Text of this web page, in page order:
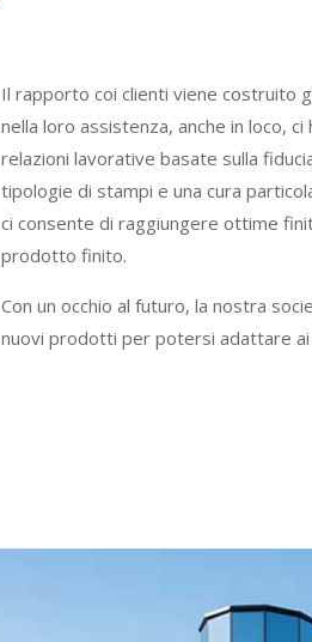
Il rapporto coi clienti viene costruito
nella loro assistenza, anche in loco,
relazioni lavorative basate sulla
tipologie di stampi e una cura
ci consente di raggiungere ottime
prodotto finito.
Con un occhio al futuro, la nostra
nuovi prodotti per potersi adattare ai